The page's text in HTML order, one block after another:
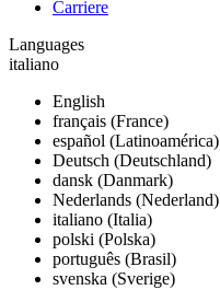
Carriere
Languages
italiano
English
français (France)
español (Latinoamérica)
Deutsch (Deutschland)
dansk (Danmark)
Nederlands (Nederland)
italiano (Italia)
polski (Polska)
português (Brasil)
svenska (Sverige)